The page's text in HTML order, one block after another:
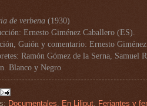
de verbena (1930)
Ernesto Giménez Caballero (ES).
Guión y comentario: Ernesto
Ramón Gómez de la Serna, Samuel
Blanco y Negro
Documentales En Liliput Feriantes y